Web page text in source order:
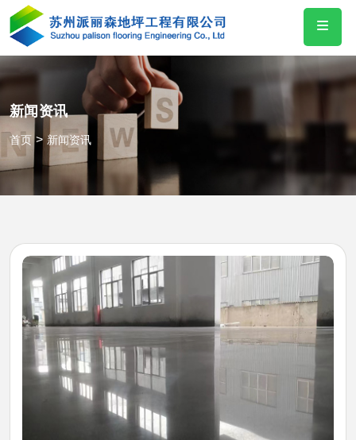
新闻资讯
首页 > 新闻资讯